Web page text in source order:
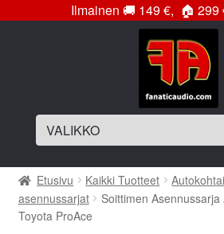
Ilmainen 🚚 149 €, 🏠 299
Soittimet
Vahvistimet
Etusivu Kaikki Tuotteet
asennussarjat
Soittimen Asennussarja
Toyota ProAce